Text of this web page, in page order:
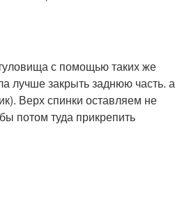
с помощью таких же
лучше закрыть заднюю часть. а
Верх спинки оставляем не
потом туда прикрепить